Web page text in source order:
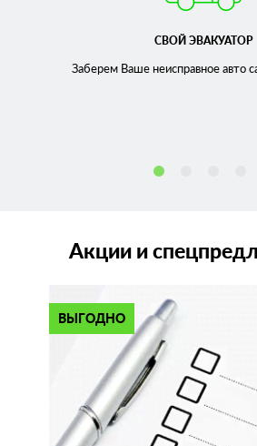
СВОЙ ЭВАКУАТОР
Заберем Ваше неисправноеавто
Акции и
ВЫГОДНО